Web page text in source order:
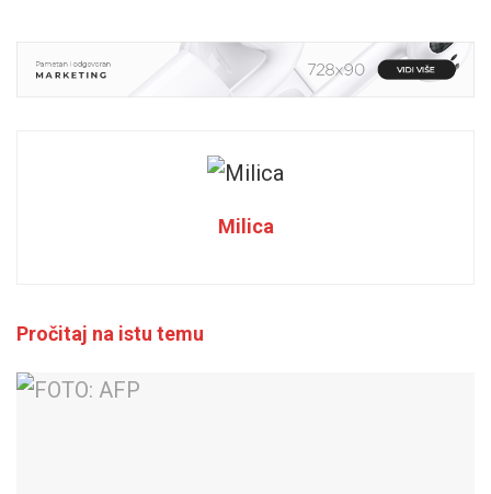
Milica
Pročitaj na istu temu